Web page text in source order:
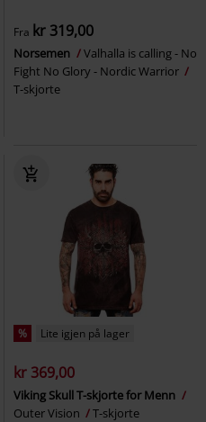
Fra kr 319,00
Norsemen
Valhalla is calling - No
Fight No Glory - Nordic Warrior
T-skjorte
% Lite igjen på lager
kr 369,00
Viking Skull T-skjorte for Menn
Outer Vision
T-skjorte